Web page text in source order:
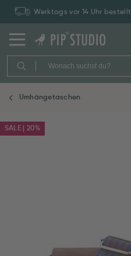
Werktags vor 14 Uhr
Umhängetaschen
SALE | 20%